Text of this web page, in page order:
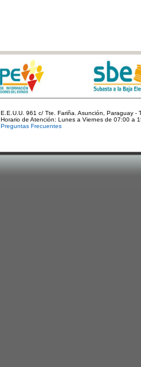
E.E.U.U. 961 c/ Tte. Fariña. Asunción, Paraguay -
Horario de Atención: Lunes a Viernes de 07:00 a
Preguntas Frecuentes